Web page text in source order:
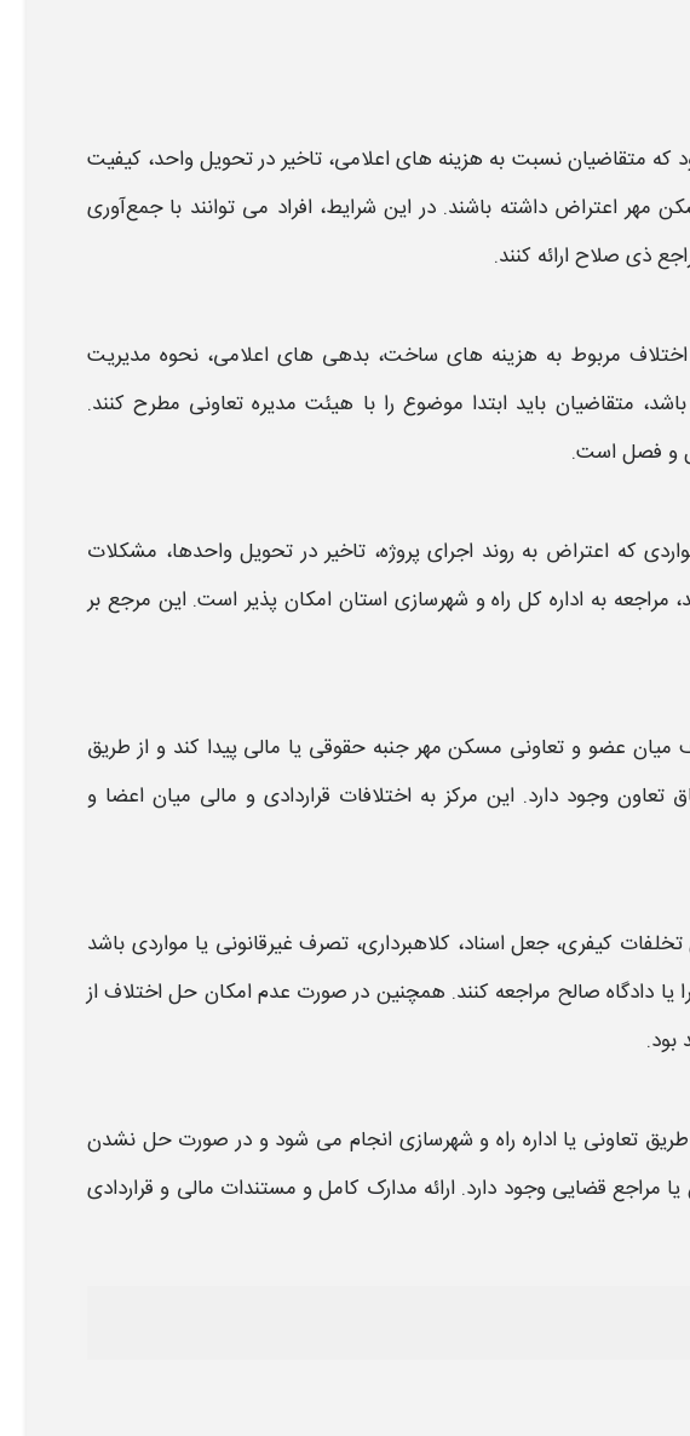
که متقاضیان نسبت به هزینه‌ های اعلامی، تاخیر در تحویل واحد، کیفیت
مهر اعتراض داشته باشند. در این شرایط، افراد می‌ توانند با جمع‌آوری
ذی‌ صلاح ارائه کنند.
اختلاف مربوط به هزینه های ساخت، بدهی های اعلامی، نحوه مدیریت
باشد، متقاضیان باید ابتدا موضوع را با هیئت مدیره تعاونی مطرح کنند.
و فصل است.
که اعتراض به روند اجرای پروژه، تاخیر در تحویل واحدها، مشکلات
مراجعه به اداره کل راه و شهرسازی استان امکان پذیر است. این مرجع بر
میان عضو و تعاونی مسکن مهرجنبه حقوقی یا مالی پیدا کند و از طریق
وجود دارد. این مرکز به اختلافات قراردادی و مالی میان اعضا و
کیفری، جعل اسناد، کلاهبرداری، تصرف غیرقانونی یا مواردی باشد
یا دادگاه صالح مراجعه کنند. همچنین در صورت عدم امکان حل اختلاف از
بود.
طریق تعاونی یا اداره راه و شهرسازی انجام می‌ شود و در صورت حل نشدن
مراجع قضایی وجود دارد. ارائه مدارک کامل و مستندات مالی و قراردادی